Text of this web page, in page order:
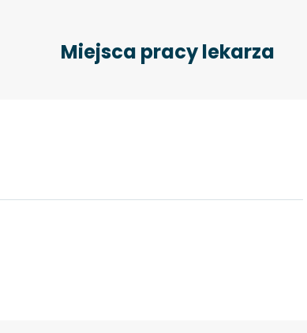
Miejsca pracy lekarza